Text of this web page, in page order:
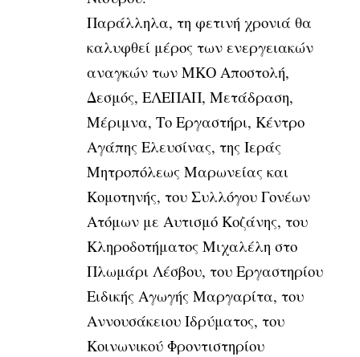
Παράλληλα, τη φετινή χρονιά θα
καλυφθεί μέρος των ενεργειακών
αναγκών των ΜΚΟ Αποστολή,
Δεσμός, ΕΛΕΠΑΠ, Μετάδραση,
Μέριμνα, Το Εργαστήρι, Κέντρο
Αγάπης Ελευσίνας, της Ιεράς
Μητροπόλεως Μαρωνείας και
Κομοτηνής, του Συλλόγου Γονέων
Ατόμων με Αυτισμό Κοζάνης, του
Κληροδοτήματος Μιχαλέλη στο
Πλωμάρι Λέσβου, του Εργαστηρίου
Ειδικής Αγωγής Μαργαρίτα, του
Αννουσάκειου Ιδρύματος, του
Κοινωνικού Φροντιστηρίου